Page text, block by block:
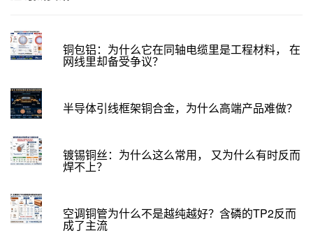
铜包铝：为什么它在同轴电缆里是工程材料， 在
网线里却备受争议？
半导体引线框架铜合金，为什么高端产品难做？
镀锡铜丝：为什么这么常用， 又为什么有时反而
焊不上？
空调铜管为什么不是越纯越好？含磷的TP2反而
成了主流